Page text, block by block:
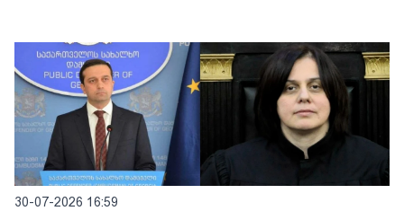
30-07-2026 16:59